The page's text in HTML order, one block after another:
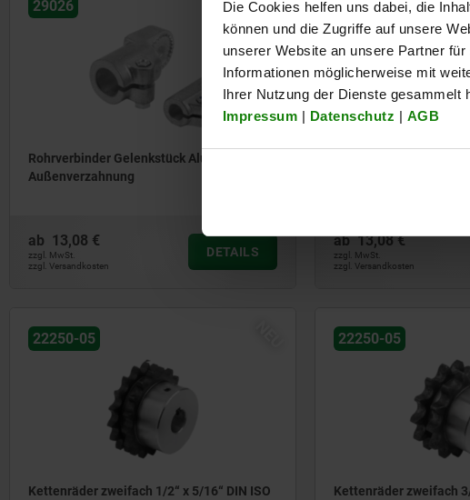
Die Cookies helfen uns dabei, die
können und die Zugriffe auf unsere
unserer Website an unsere Partner
Informationen möglicherweise mit
Ihrer Nutzung der Dienste gesammelt
Impressum | Datenschutz | AGB
29026
Rohrverbinder Gelenkstück Aluminium, mit
Außenverzahnung
ab 13,08 €
zzgl. MwSt.
zzgl. Versandkosten
DETAILS
29024
ab13,08 €
zzgl. MwSt.
zzgl. Versandkosten
22250-05
Kettenräder zweifach 1/2“ x 5/16“ DIN ISO
22250-05
Kettenräder zweifach